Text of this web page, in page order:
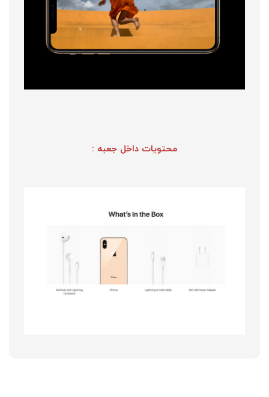
محتویات داخل جعبه :